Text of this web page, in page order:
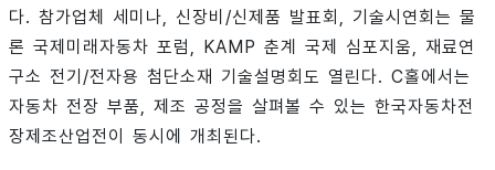
다. 참가업체 세미나, 신장비/신제품 발표회, 기술시연회는 물
론 국제미래자동차 포럼, KAMP 춘계 국제 심포지움, 재료연
구소 전기/전자용 첨단소재 기술설명회도 열린다. C홀에서는
자동차 전장 부품, 제조 공정을 살펴볼 수 있는 한국자동차전
장제조산업전이 동시에 개최된다.